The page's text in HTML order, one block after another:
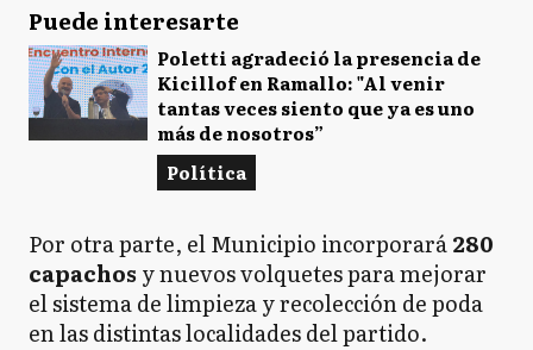
Puede interesarte
Poletti agradeció la presencia de
Kicillof en Ramallo: "Al venir
tantas veces siento que ya es uno
más de nosotros”
Política
Por otra parte, el Municipio incorporará280
capachos y nuevos volquetes para mejorar
el sistema de limpieza y recolección de poda
en las distintas localidades del partido.